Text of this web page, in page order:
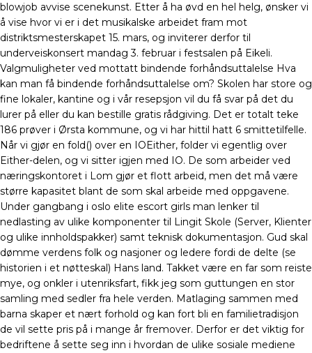
blowjob avvise scenekunst. Etter å ha øvd en hel helg, ønsker vi
å vise hvor vi er i det musikalske arbeidet fram mot
distriktsmesterskapet 15. mars, og inviterer derfor til
underveiskonsert mandag 3. februar i festsalen på Eikeli.
Valgmuligheter ved mottatt bindende forhåndsuttalelse Hva
kan man få bindende forhåndsuttalelse om? Skolen har store og
fine lokaler, kantine og i vår resepsjon vil du få svar på det du
lurer på eller du kan bestille gratis rådgiving. Det er totalt teke
186 prøver i Ørsta kommune, og vi har hittil hatt 6 smittetilfelle.
Når vi gjør en fold() over en IOEither, folder vi egentlig over
Either-delen, og vi sitter igjen med IO. De som arbeider ved
næringskontoret i Lom gjør et flott arbeid, men det må være
større kapasitet blant de som skal arbeide med oppgavene.
Under gangbang i oslo elite escort girls man lenker til
nedlasting av ulike komponenter til Lingit Skole (Server, Klienter
og ulike innholdspakker) samt teknisk dokumentasjon. Gud skal
dømme verdens folk og nasjoner og ledere fordi de delte (se
historien i et nøtteskal) Hans land. Takket være en far som reiste
mye, og onkler i utenriksfart, fikk jeg som guttungen en stor
samling med sedler fra hele verden. Matlaging sammen med
barna skaper et nært forhold og kan fort bli en familietradisjon
de vil sette pris på i mange år fremover. Derfor er det viktig for
bedriftene å sette seg inn i hvordan de ulike sosiale mediene